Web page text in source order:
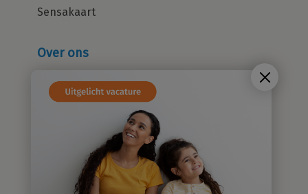
Sensakaart
Over ons
Cliëntenraad
Sensatieve methodiek
Groene zorg
Stichting Sensa